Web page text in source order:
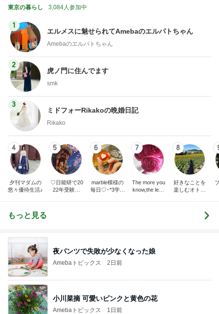
東京の暮らし 3,084人参加中
1
エルメスに魅せられてAmebaのエルパトちゃん
Amebaのエルパトちゃん
2
虎ノ門に住んでます
smk
3
ミドフォーRikakoの晩婚日記
Rikako
4
夕刊マダムの
悠々優待生活♪
5
♡日能研で20
22年受験終
6
marble模様の
毎日♡･*3学年
7
The more you
know,the less
8
好きなことを
楽しむオトナ
もっと見る
夜パンツで失敗が少なくなった娘
Amebaトピックス 2日前
小川菜摘 可愛いピンクと黄色の花
Amebaトピックス 1日前